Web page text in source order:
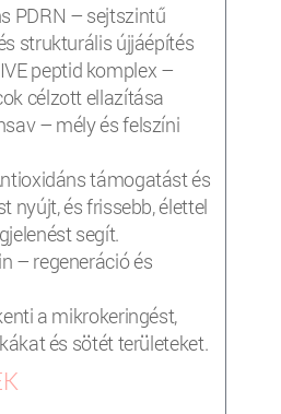
PDRN – sejtszintű
strukturális újjáépítés
peptid komplex –
célzott ellazítása
– mély és felszíni
támogatást és
nyújt, és frissebb, élettel
segít.
– regeneráció és
a mikrokeringést,
és sötét területeket.